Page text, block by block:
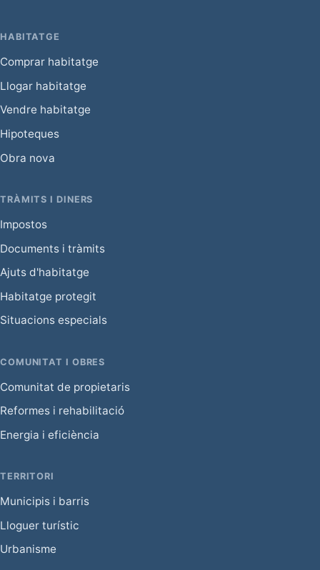
HABITATGE
Comprar habitatge
Llogar habitatge
Vendre habitatge
Hipoteques
Obra nova
TRÀMITS I DINERS
Impostos
Documents i tràmits
Ajuts d'habitatge
Habitatge protegit
Situacions especials
COMUNITAT I OBRES
Comunitat de propietaris
Reformes i rehabilitació
Energia i eficiència
TERRITORI
Municipis i barris
Lloguer turístic
Urbanisme